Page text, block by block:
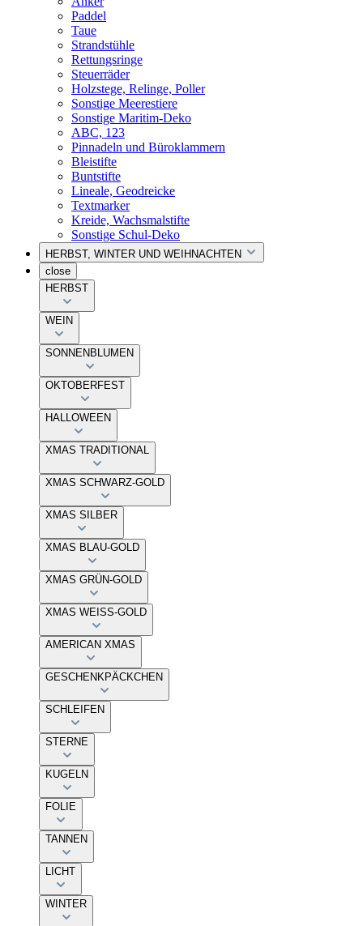
Paddel
Taue
Strandstühle
Rettungsringe
Steuerräder
Holzstege, Relinge, Poller
Sonstige Meerestiere
Sonstige Maritim-Deko
ABC, 123
Pinnadeln und Büroklammern
Bleistifte
Buntstifte
Lineale, Geodreicke
Textmarker
Kreide, Wachsmalstifte
Sonstige Schul-Deko
HERBST, WINTER UND WEIHNACHTEN
close
HERBST
WEIN
SONNENBLUMEN
OKTOBERFEST
HALLOWEEN
XMAS TRADITIONAL
XMAS SCHWARZ-GOLD
XMAS SILBER
XMAS BLAU-GOLD
XMAS GRÜN-GOLD
XMAS WEISS-GOLD
AMERICAN XMAS
GESCHENKPÄCKCHEN
SCHLEIFEN
STERNE
KUGELN
FOLIE
TANNEN
LICHT
WINTER